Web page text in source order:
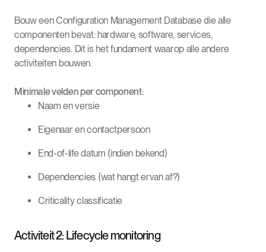
Bouw een Configuration Management Database die alle
componenten bevat: hardware, software, services,
dependencies. Dit is het fundament waarop alle andere
activiteiten bouwen.
Minimale velden per component:
Naam en versie
Eigenaar en contactpersoon
End-of-life datum (indien bekend)
Dependencies (wat hangt ervan af?)
Criticality classificatie
Activiteit 2: Lifecycle monitoring